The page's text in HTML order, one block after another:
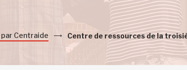
Centraide Centre de ressources de la